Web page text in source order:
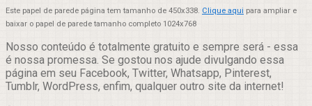
Este papel de parede página tem tamanho de 450x338. Clique aqui para ampliar e
baixar o papel de parede tamanho completo 1024x768
Nosso conteúdo é totalmente gratuito e sempre será - essa
é nossa promessa. Se gostou nos ajude divulgando essa
página em seu Facebook, Twitter, Whatsapp, Pinterest,
Tumblr, WordPress, enfim, qualquer outro site da internet!